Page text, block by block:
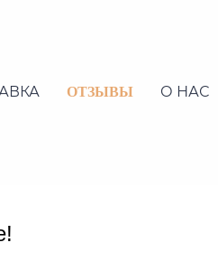
ОТЗЫВЫ О НАС